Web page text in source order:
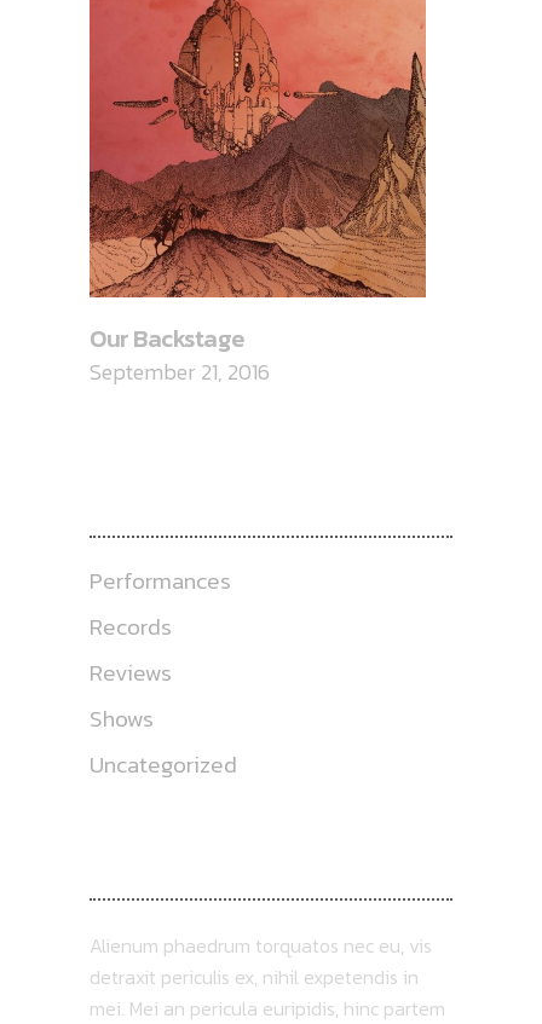
Our Backstage
September 21, 2016
Performances
Records
Reviews
Shows
Uncategorized
Alienum phaedrum torquatos nec eu, vis
detraxit periculis ex, nihil expetendis in
mei. Mei an pericula euripidis, hinc partem